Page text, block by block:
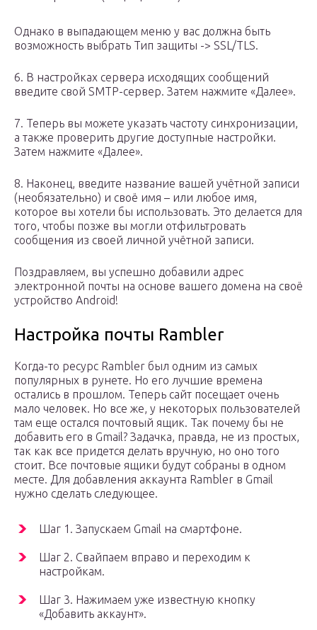
Однако в выпадающем меню у вас должна быть
возможность выбрать Тип защиты -> SSL/TLS.
6. В настройках сервера исходящих сообщений
введите свой SMTP-сервер. Затем нажмите «Далее».
7. Теперь вы можете указать частоту синхронизации,
а также проверить другие доступные настройки.
Затем нажмите «Далее».
8. Наконец, введите название вашей учётной записи
(необязательно) и своё имя – или любое имя,
которое вы хотели бы использовать. Это делается для
того, чтобы позже вы могли отфильтровать
сообщения из своей личной учётной записи.
Поздравляем, вы успешно добавили адрес
электронной почты на основе вашего домена на своё
устройство Android!
Настройка почты Rambler
Когда-то ресурс Rambler был одним из самых
популярных в рунете. Но его лучшие времена
остались в прошлом. Теперь сайт посещает очень
мало человек. Но все же, у некоторых пользователей
там еще остался почтовый ящик. Так почему бы не
добавить его в Gmail? Задачка, правда, не из простых,
так как все придется делать вручную, но оно того
стоит. Все почтовые ящики будут собраны в одном
месте. Для добавления аккаунта Rambler в Gmail
нужно сделать следующее.
Шаг 1. Запускаем Gmail на смартфоне.
Шаг 2. Свайпаем вправо и переходим к
настройкам.
Шаг 3. Нажимаем уже известную кнопку
«Добавить аккаунт».